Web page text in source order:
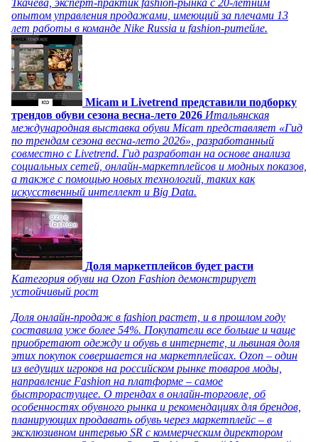
Ткачева, эксперт-практик fashion-рынка с 20-летним
опытом управления продажами, имеющий за плечами 13
лет работы в команде Nike Russia и fashion-ритейле.
Micam и Livetrend представили подборку
трендов обуви сезона весна-лето 2026 Итальянская
международная выставка обуви Micam представляет «Гид
по трендам сезона весна-лето 2026», разработанный
совместно с Livetrend. Гид разработан на основе анализа
социальных сетей, онлайн-маркетплейсов и модных показов,
а также с помощью новых технологий, таких как
искусственный интеллект и Big Data.
Доля маркетплейсов будет расти
Категория обуви на Ozon Fashion демонстрирует
устойчивый рост
Доля онлайн-продаж в fashion растет, и в прошлом году
составила уже более 54%. Покупатели все больше и чаще
приобретают одежду и обувь в интернете, и львиная доля
этих покупок совершается на маркетплейсах. Ozon – один
из ведущих игроков на российском рынке товаров моды,
направление Fashion на платформе – самое
быстрорастущее. О трендах в онлайн-торговле, об
особенностях обувного рынка и рекомендациях для брендов,
планирующих продавать обувь через маркетплейс – в
эксклюзивном интервью SR с коммерческим директором